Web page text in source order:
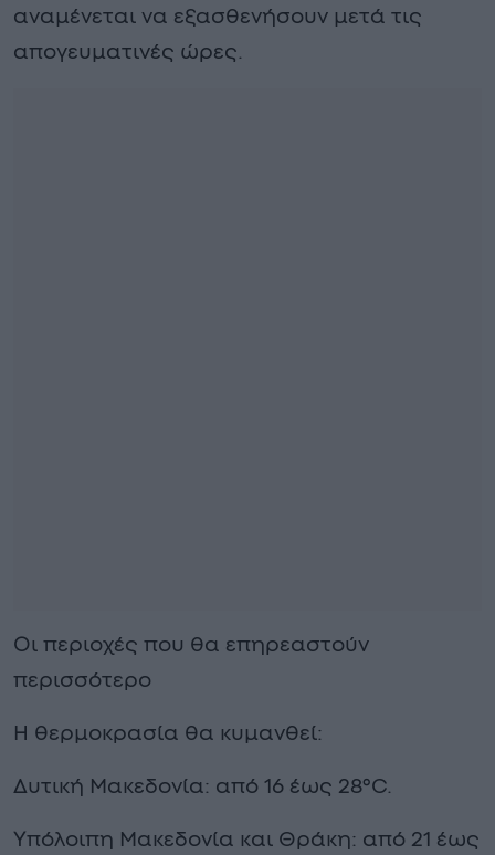
αναμένεται να εξασθενήσουν μετά τις
απογευματινές ώρες.
Οι περιοχές που θα επηρεαστούν
περισσότερο
Η θερμοκρασία θα κυμανθεί:
Δυτική Μακεδονία: από 16 έως 28°C.
Υπόλοιπη Μακεδονία και Θράκη: από 21 έως